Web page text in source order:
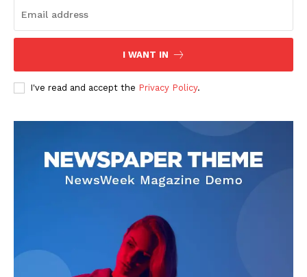
I WANT IN
I've read and accept the Privacy Policy.